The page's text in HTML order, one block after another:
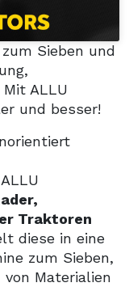
Sieben und
ALLU
und besser!
Traktoren
diese in eine
zum Sieben,
Materialien